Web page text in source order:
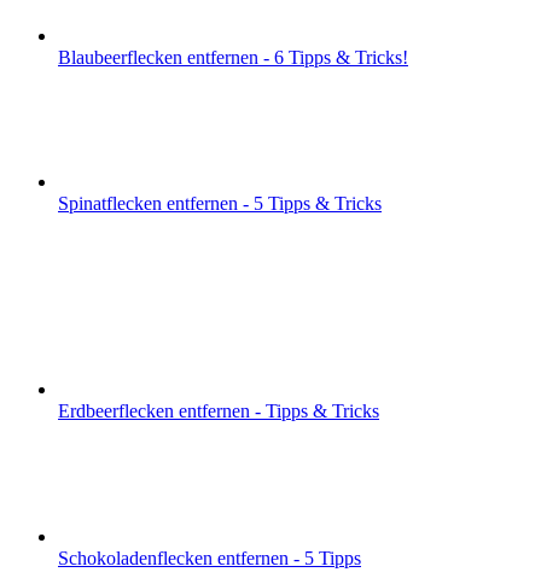
Blaubeerflecken entfernen - 6 Tipps & Tricks!
Spinatflecken entfernen - 5 Tipps & Tricks
Erdbeerflecken entfernen - Tipps & Tricks
Schokoladenflecken entfernen - 5 Tipps